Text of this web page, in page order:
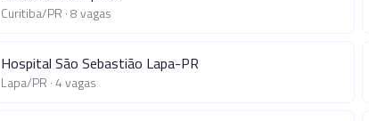
Curitiba/PR ·8vagas
Hospital São Sebastião Lapa-PR
Lapa/PR ·4vagas